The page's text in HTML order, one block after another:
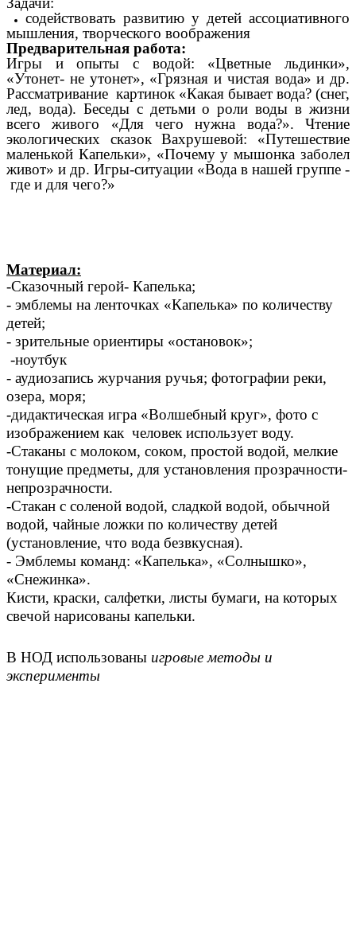
содействовать развитию у детей ассоциативного
мышления, творческого воображения
Предварительная работа:
Игры и опыты с водой: «Цветные льдинки»,
«Утонет- не утонет», «Грязная и чистая вода» и др.
Рассматривание картинок «Какая бывает вода? (снег,
лед, вода). Беседы с детьми о роли воды в жизни
всего живого «Для чего нужна вода?». Чтение
экологических сказок Вахрушевой: «Путешествие
маленькой Капельки», «Почему у мышонка заболел
живот» и др. Игры-ситуации «Вода в нашей группе -
где и для чего?»
Материал:
-Сказочный герой- Капелька;
- эмблемы на ленточках «Капелька» по количеству
детей;
- зрительные ориентиры «остановок»;
-ноутбук
- аудиозапись журчания ручья; фотографии реки,
озера, моря;
-дидактическая игра «Волшебный круг», фото с
изображением как человек использует воду.
-Стаканы с молоком, соком, простой водой, мелкие
тонущие предметы, для установления прозрачности-
непрозрачности.
-Стакан с соленой водой, сладкой водой, обычной
водой, чайные ложки по количеству детей
(установление, что вода безвкусная).
- Эмблемы команд: «Капелька», «Солнышко»,
«Снежинка».
Кисти, краски, салфетки, листы бумаги, на которых
свечой нарисованы капельки.
В НОД использованы игровые методы и
эксперименты